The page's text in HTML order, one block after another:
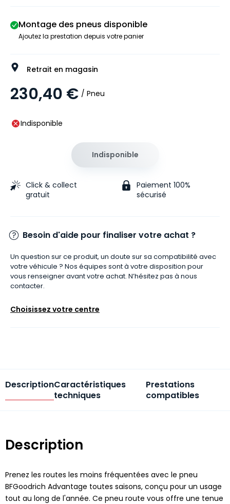
Montage des pneus disponible
Ajoutez la prestation depuis votre panier
Retrait en magasin
230,40 € / Pneu
Indisponible
Indisponible
Click & collect
gratuit
Paiement 100%
sécurisé
Besoin d'aide pour finaliser votre achat ?
Un question sur ce produit, un doute sur sa compatibilité avec
votre véhicule ? Nos équipes sont à votre disposition pour
vous renseigner avant votre achat. N’hésitez pas à nous
contacter.
Choisissez votre centre
DescriptionCaractéristiques
techniques
Prestations
compatibles
Description
Prenez les routes les moins fréquentées avec le pneu
BFGoodrich Advantage toutes saisons, conçu pour un usage
tout au long de l'année. Ce pneu route vous offre une tenue